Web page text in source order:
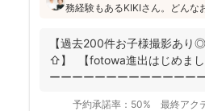
務経験もあるKIKIさん。どんな
を引き出し、日々成長している
することを大切にされています
【過去200件お子様撮影あり
⇧】 【fotowa進出はじめま
ーーーーーーーーーーーーー
予約承諾率： 50% 最終アク